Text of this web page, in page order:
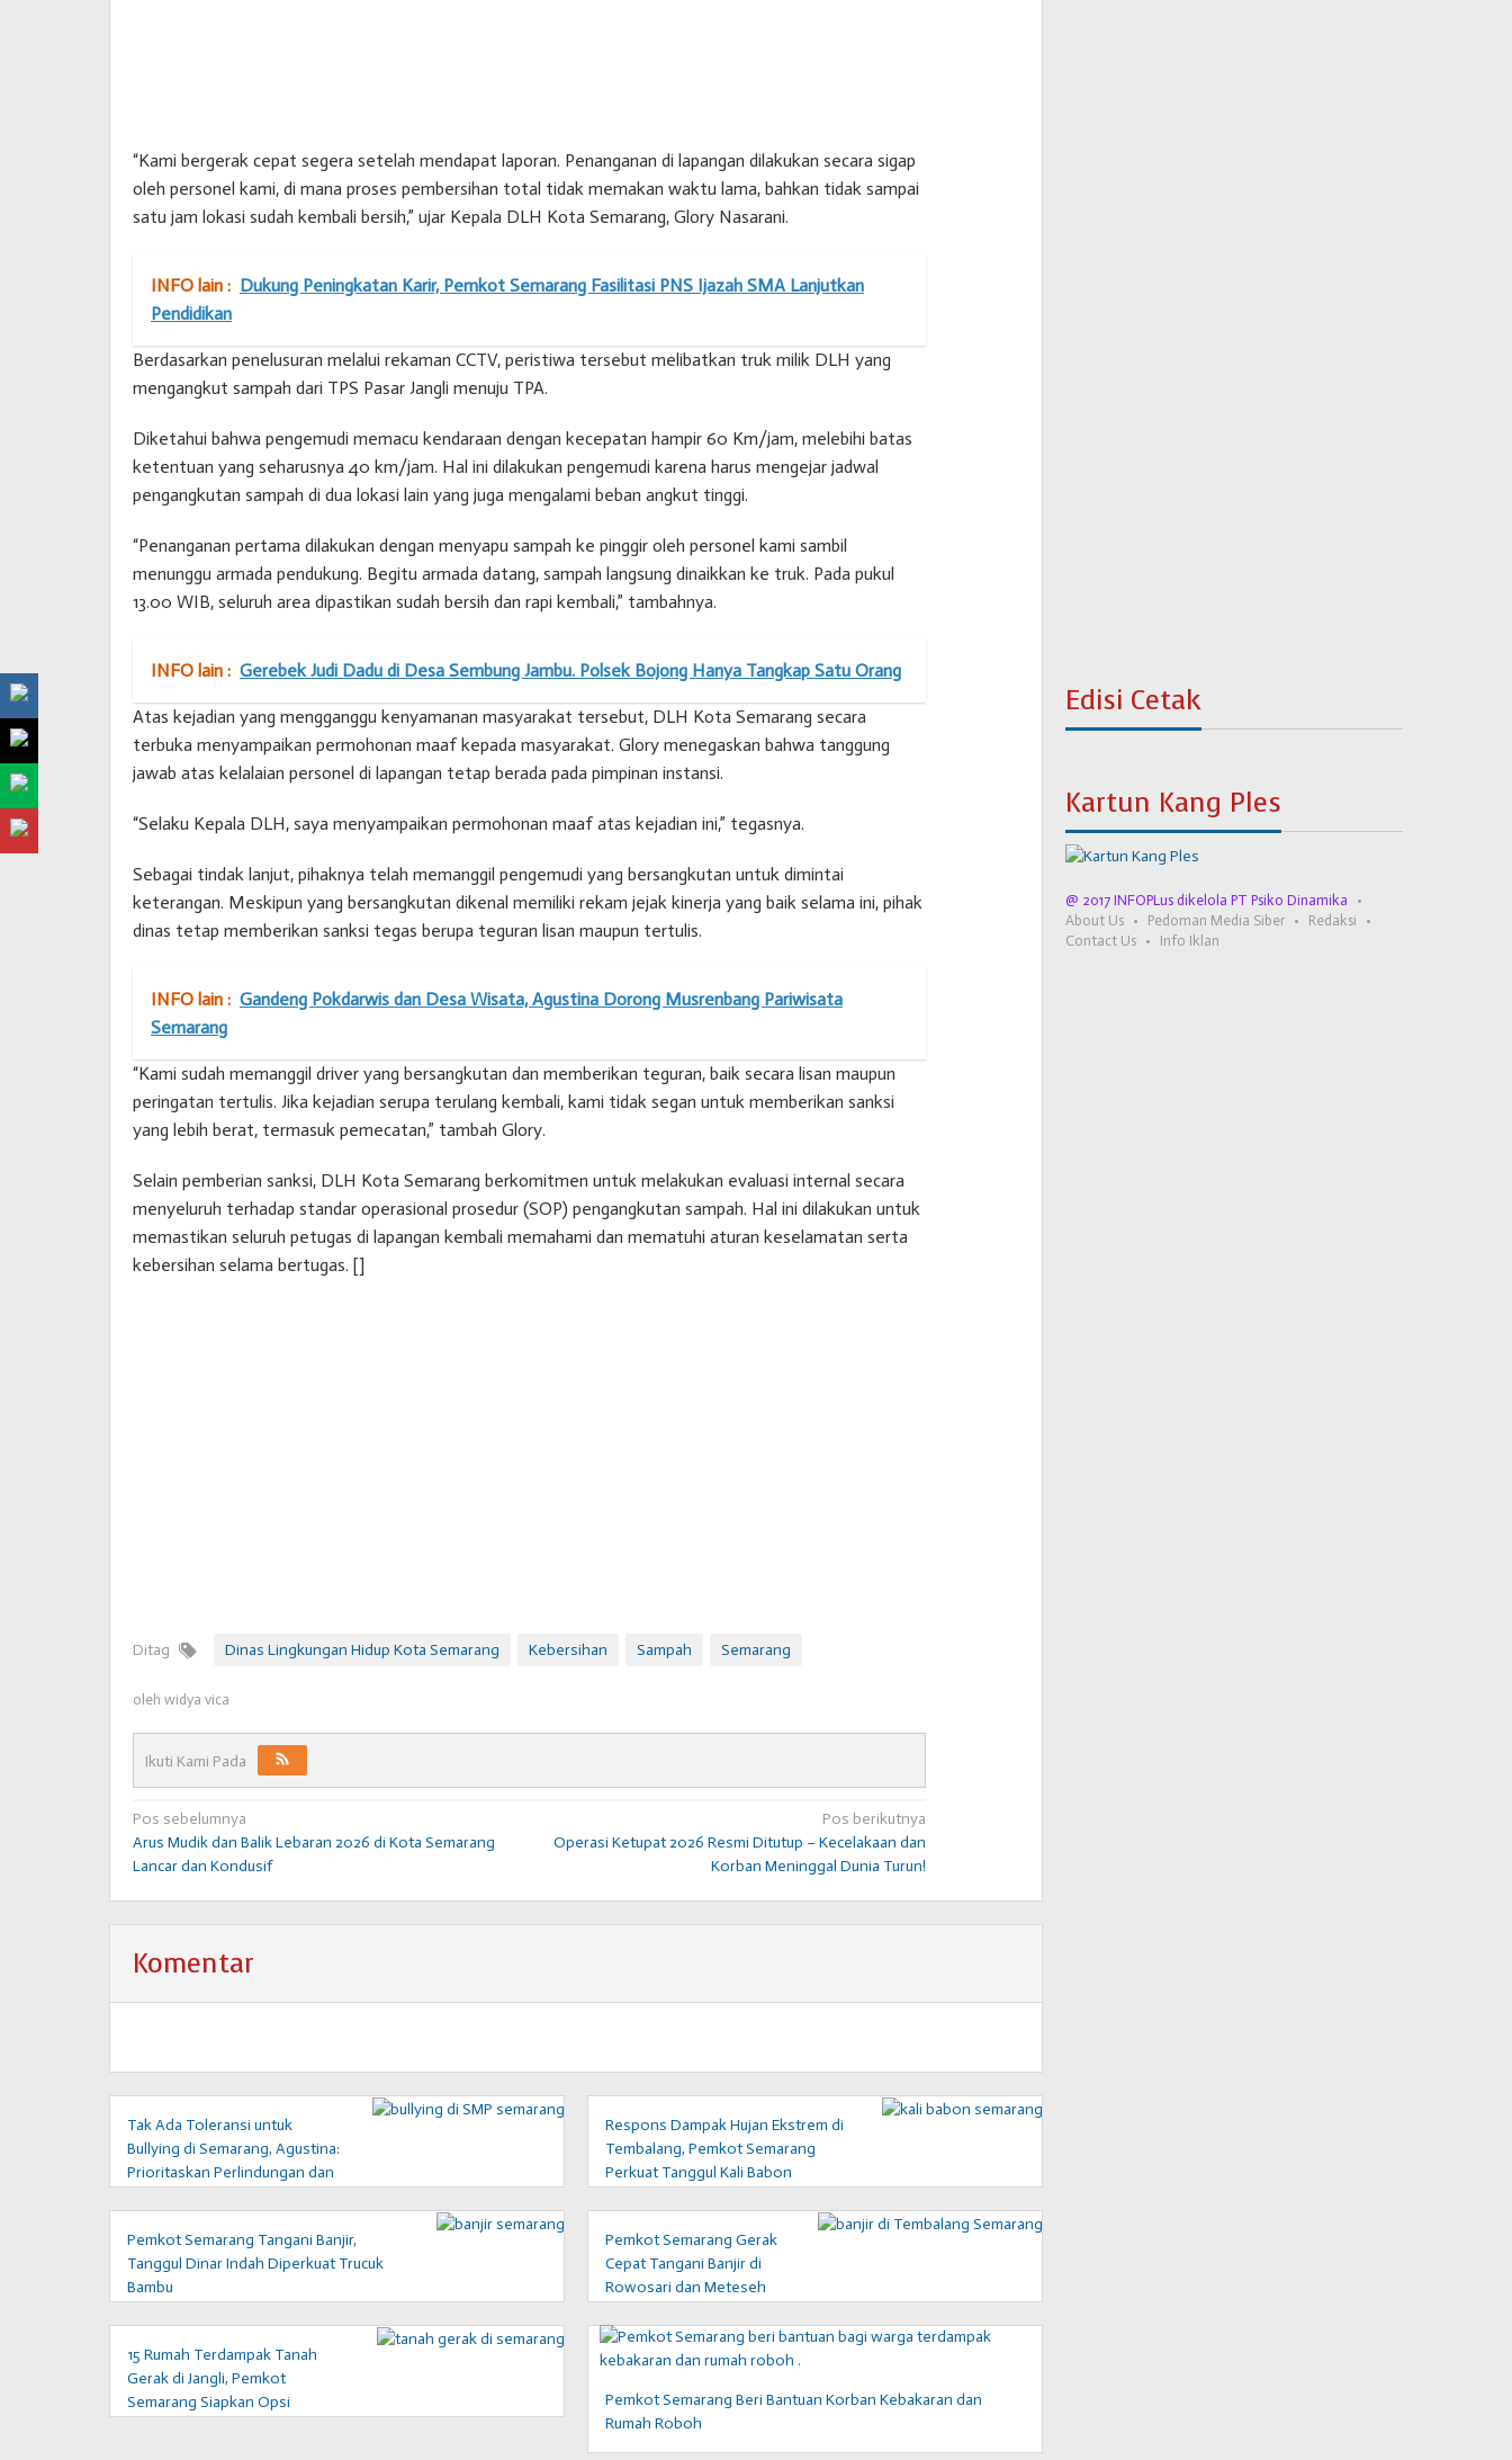
“Kami bergerak cepat segera setelah mendapat laporan. Penanganan di lapangan dilakukan secara sigap
oleh personel kami, di mana proses pembersihan total tidak memakan waktu lama, bahkan tidak sampai
satu jam lokasi sudah kembali bersih,” ujar Kepala DLH Kota Semarang, Glory Nasarani.
INFO lain : Dukung Peningkatan Karir, Pemkot Semarang Fasilitasi PNS Ijazah SMA Lanjutkan
Pendidikan
Berdasarkan penelusuran melalui rekaman CCTV, peristiwa tersebut melibatkan truk milik DLH yang
mengangkut sampah dari TPS Pasar Jangli menuju TPA.
Diketahui bahwa pengemudi memacu kendaraan dengan kecepatan hampir 60 Km/jam, melebihi batas
ketentuan yang seharusnya 40 km/jam. Hal ini dilakukan pengemudi karena harus mengejar jadwal
pengangkutan sampah di dua lokasi lain yang juga mengalami beban angkut tinggi.
“Penanganan pertama dilakukan dengan menyapu sampah ke pinggir oleh personel kami sambil
menunggu armada pendukung. Begitu armada datang, sampah langsung dinaikkan ke truk. Pada pukul
13.00 WIB, seluruh area dipastikan sudah bersih dan rapi kembali,” tambahnya.
INFO lain : Gerebek Judi Dadu di Desa Sembung Jambu. Polsek Bojong Hanya Tangkap Satu Orang
Atas kejadian yang mengganggu kenyamanan masyarakat tersebut, DLH Kota Semarang secara
terbuka menyampaikan permohonan maaf kepada masyarakat. Glory menegaskan bahwa tanggung
jawab atas kelalaian personel di lapangan tetap berada pada pimpinan instansi.
“Selaku Kepala DLH, saya menyampaikan permohonan maaf atas kejadian ini,” tegasnya.
Sebagai tindak lanjut, pihaknya telah memanggil pengemudi yang bersangkutan untuk dimintai
keterangan. Meskipun yang bersangkutan dikenal memiliki rekam jejak kinerja yang baik selama ini, pihak
dinas tetap memberikan sanksi tegas berupa teguran lisan maupun tertulis.
INFO lain : Gandeng Pokdarwis dan Desa Wisata, Agustina Dorong Musrenbang Pariwisata
Semarang
“Kami sudah memanggil driver yang bersangkutan dan memberikan teguran, baik secara lisan maupun
peringatan tertulis. Jika kejadian serupa terulang kembali, kami tidak segan untuk memberikan sanksi
yang lebih berat, termasuk pemecatan,” tambah Glory.
Selain pemberian sanksi, DLH Kota Semarang berkomitmen untuk melakukan evaluasi internal secara
menyeluruh terhadap standar operasional prosedur (SOP) pengangkutan sampah. Hal ini dilakukan untuk
memastikan seluruh petugas di lapangan kembali memahami dan mematuhi aturan keselamatan serta
kebersihan selama bertugas. []
Ditag Dinas Lingkungan Hidup Kota Semarang Kebersihan Sampah Semarang
oleh widya vica
Ikuti Kami Pada
Navigasi
pos
Pos sebelumnya
Arus Mudik dan Balik Lebaran 2026 di Kota Semarang
Lancar dan Kondusif
Pos berikutnya
Operasi Ketupat 2026 Resmi Ditutup – Kecelakaan dan
Korban Meninggal Dunia Turun!
Komentar
Tak Ada Toleransi untuk
Bullying di Semarang, Agustina:
Prioritaskan Perlindungan dan
Respons Dampak Hujan Ekstrem di
Tembalang, Pemkot Semarang
Perkuat Tanggul Kali Babon
Pemkot Semarang Tangani Banjir,
Tanggul Dinar Indah Diperkuat Trucuk
Bambu
Pemkot Semarang Gerak
Cepat Tangani Banjir di
Rowosari dan Meteseh
15 Rumah Terdampak Tanah
Gerak di Jangli, Pemkot
Semarang Siapkan Opsi
Pemkot Semarang Beri Bantuan Korban Kebakaran dan
Rumah Roboh
Edisi Cetak
Kartun Kang Ples
@ 2017 INFOPLus dikelola PT Psiko Dinamika
About Us
Pedoman Media Siber
Redaksi
Contact Us
Info Iklan